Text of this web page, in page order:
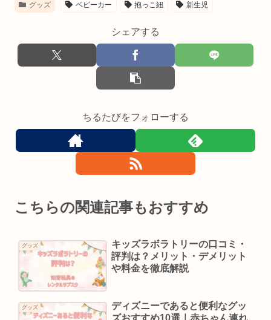
グッズ ベビーカー 抱っこ紐 新生児
シェアする
ちるたびをフォローする
こちらの関連記事もおすすめ
グッズ
キッズラボラトリーの口コミ・
評判は？メリット・デメリット
や料金を徹底解説
グッズ
ディズニーであると便利なグッ
ズおすすめ10選｜赤ちゃん連れ